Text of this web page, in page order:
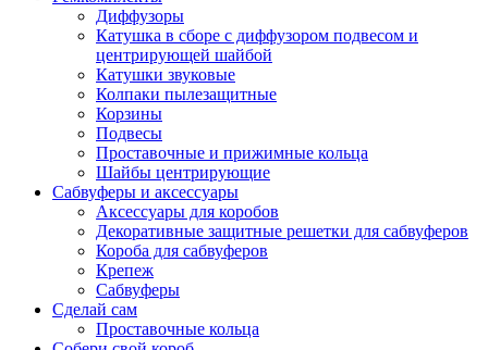
Диффузоры
Катушка в сборе с диффузором подвесом и
центрирующей шайбой
Катушки звуковые
Колпаки пылезащитные
Корзины
Подвесы
Проставочные и прижимные кольца
Шайбы центрирующие
Сабвуферы и аксессуары
Аксессуары для коробов
Декоративные защитные решетки для сабвуферов
Короба для сабвуферов
Крепеж
Сабвуферы
Сделай сам
Проставочные кольца